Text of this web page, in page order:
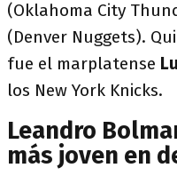
(Oklahoma City
(Denver Nuggets).
fue el marplatense
los New York Knicks.
Leandro
más joven en